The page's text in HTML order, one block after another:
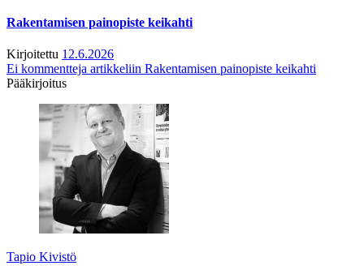
Rakentamisen painopiste keikahti
Kirjoitettu 12.6.2026
Ei kommentteja artikkeliin Rakentamisen painopiste keikahti
Pääkirjoitus
Tapio Kivistö